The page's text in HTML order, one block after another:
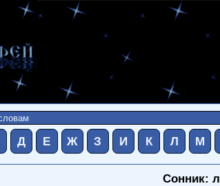
Д Е Ж З И К Л М
Сонник: